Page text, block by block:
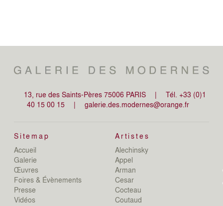
13, rue des Saints-Pères 75006 PARIS |
Tél. +33 (0)1
40 15 00 15
| galerie.des.modernes@orange.fr
Sitemap
Accueil
Galerie
Œuvres
Foires & Évènements
Presse
Vidéos
Artistes
Alechinsky
Appel
Arman
Cesar
Cocteau
Coutaud